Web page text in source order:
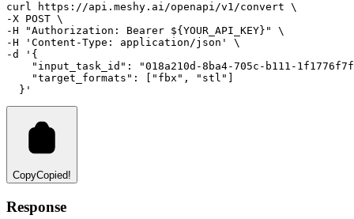
curl https://api.meshy.ai/openapi/v1/convert \
-X POST \
-H
"Authorization: Bearer ${YOUR_API_KEY}"
\
-H
'Content-Type: application/json'
\
-d
'{
"input_task_id": "018a210d-8ba4-705c-b111-
    "target_formats": ["fbx", "stl"]
  }'
CopyCopied!
Response